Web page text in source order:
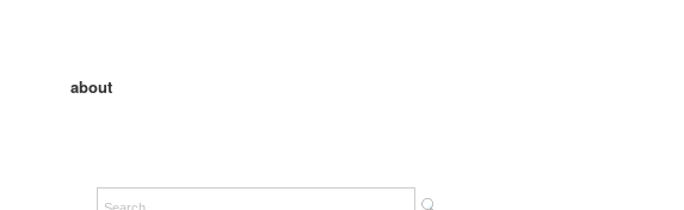
about